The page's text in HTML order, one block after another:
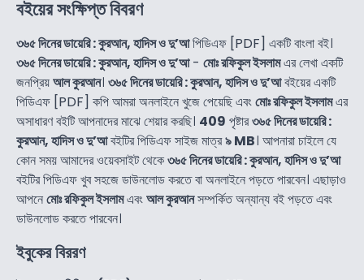
বইয়ের সংক্ষিপ্ত বিবরণ
৩৬৫ দিনের ডায়েরি : কুরআন, হাদিস ও দু’আপিডিএফ [PDF] একটি বাংলা বই।
৩৬৫ দিনের ডায়েরি : কুরআন, হাদিস ও দু’আ- মোঃ রফিকুল ইসলামএর লেখা একটি
জনপ্রিয়আল কুরআন। ৩৬৫ দিনের ডায়েরি : কুরআন, হাদিস ও দু’আবইয়ের একটি
পিডিএফ [PDF] কপি আমরা অনলাইনে খুজে পেয়েছি এবংমোঃ রফিকুল ইসলামএর
অসাধারণ বইটি আপনাদের মাঝে শেয়ার করছি। 409 পৃষ্টার৩৬৫ দিনের ডায়েরি :
কুরআন, হাদিস ও দু’আবইটির পিডিএফ সাইজ মাত্র৯ MB। আপনারা চাইলে যে
কোন সময় আমাদের ওয়েবসাইট থেকে৩৬৫ দিনের ডায়েরি : কুরআন, হাদিস ও দু’আ
বইটির পিডিএফ খুব সহজে ডাউনলোড করতে বা অনলাইনে পড়তে পারবেন। এছাড়াও
আপনেমোঃ রফিকুল ইসলামএবংআল কুরআনসম্পর্কিত অন্যান্য বই পড়তে এবং
ডাউনলোড করতে পারবেন।
ইবুকের বিররণ